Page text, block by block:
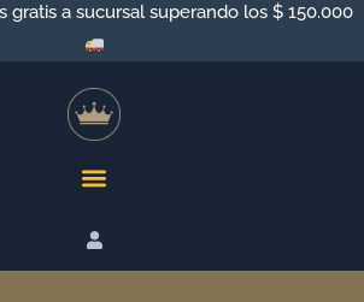
gratis a sucursal superando los $ 150.000